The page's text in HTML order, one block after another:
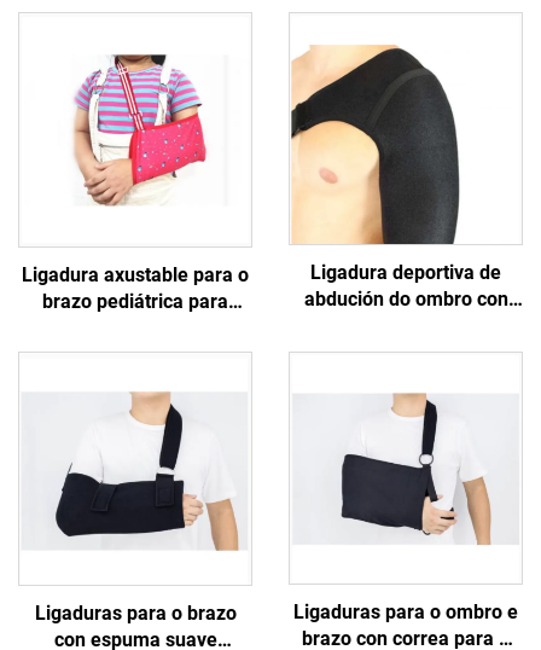
Ligadura axustable para o
brazo pediátrica para
coidado da saúde infantil
Ligadura deportiva de
abdución do ombro con
manga estabilizadora para
compresión do manguito
rotador
Ligaduras para o brazo
con espuma suave
Ligaduras para o ombro e
brazo con correa para o